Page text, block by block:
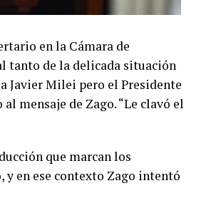
en la Cámara de
tanto de la delicada situación
Javier Milei pero el Presidente
mensaje de Zago. “Le clavó el
que marcan los
y en ese contexto Zago intentó